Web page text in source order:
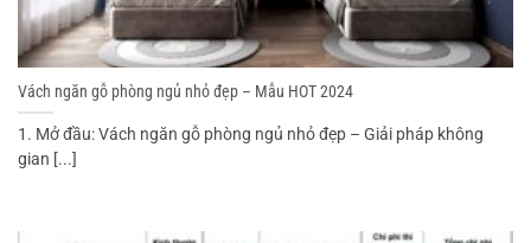
Vách ngăn gỗ phòng ngủ nhỏ đẹp – Mẫu HOT 2024
1. Mở đầu: Vách ngăn gỗ phòng ngủ nhỏ đẹp – Giải pháp không
gian [...]